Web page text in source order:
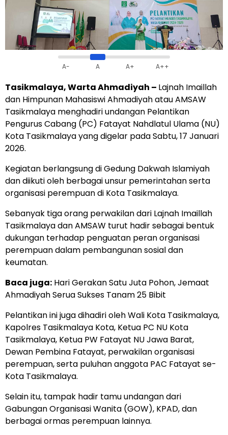
A- A A+ A++
Tasikmalaya, Warta Ahmadiyah – Lajnah Imaillah
dan Himpunan Mahasiswi Ahmadiyah atau AMSAW
Tasikmalaya menghadiri undangan Pelantikan
Pengurus Cabang (PC) Fatayat Nahdlatul Ulama (NU)
Kota Tasikmalaya yang digelar pada Sabtu, 17 Januari
2026.
Kegiatan berlangsung di Gedung Dakwah Islamiyah
dan diikuti oleh berbagai unsur pemerintahan serta
organisasi perempuan di Kota Tasikmalaya.
Sebanyak tiga orang perwakilan dari Lajnah Imaillah
Tasikmalaya dan AMSAW turut hadir sebagai bentuk
dukungan terhadap penguatan peran organisasi
perempuan dalam pembangunan sosial dan
keumatan.
Baca juga: Hari Gerakan Satu Juta Pohon, Jemaat
Ahmadiyah Serua Sukses Tanam 25 Bibit
Pelantikan ini juga dihadiri oleh Wali Kota Tasikmalaya,
Kapolres Tasikmalaya Kota, Ketua PC NU Kota
Tasikmalaya, Ketua PW Fatayat NU Jawa Barat,
Dewan Pembina Fatayat, perwakilan organisasi
perempuan, serta puluhan anggota PAC Fatayat se-
Kota Tasikmalaya.
Selain itu, tampak hadir tamu undangan dari
Gabungan Organisasi Wanita (GOW), KPAD, dan
berbagai ormas perempuan lainnya.